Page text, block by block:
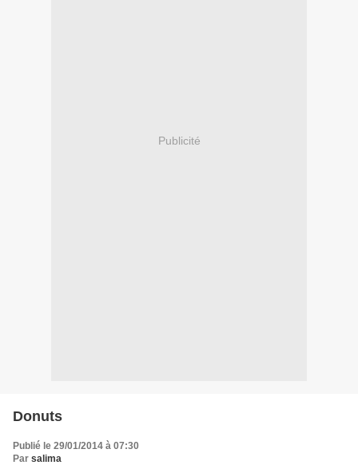
Publicité
Donuts
Publié le 29/01/2014 à 07:30
Par salima